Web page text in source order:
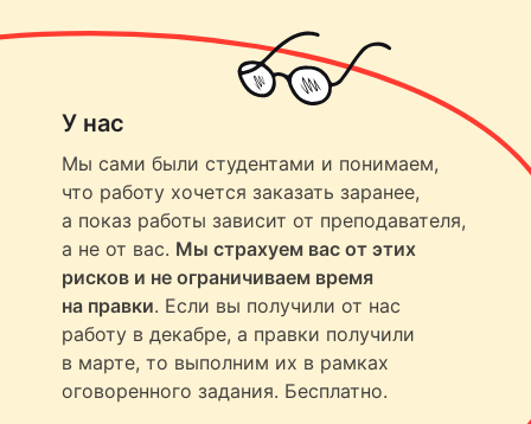
У нас
Мы сами были студентами и понимаем,
что работу хочется заказать заранее,
а показ работы зависит от преподавателя,
а не от вас. Мы страхуем вас от этих
рисков и не ограничиваем время
на правки. Если вы получили от нас
работу в декабре, а правки получили
в марте, то выполним их в рамках
оговоренного задания. Бесплатно.